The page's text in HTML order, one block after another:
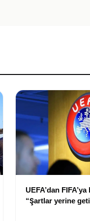
UEFA’dan
“Şartlar yerine